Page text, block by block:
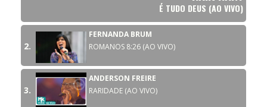
É TUDO DEUS (AO VIVO)
2.
FERNANDA BRUM
ROMANOS 8:26 (AO VIVO)
3.
ANDERSON FREIRE
RARIDADE (AO VIVO)